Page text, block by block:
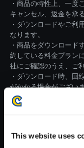
This website uses
・商品の特性上、一度
キャンセル、返金を承
・ダウンロードやご利
なります。
・商品をダウンロード
約している料金プラン
社にご確認のうえ、ご
・ダウンロード時、回
がかかる場合がござい
※ご購入いただいたフ
が安定しているWifi環